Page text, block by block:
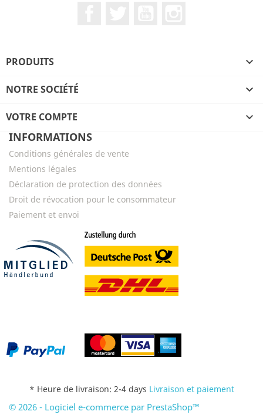
PRODUITS 
NOTRE SOCIÉTÉ 
VOTRE COMPTE

INFORMATIONS
Conditions générales de vente
Mentions légales
Déclaration de protection des données
Droit de révocation pour le consommateur
Paiement et envoi
* Heure de livraison: 2-4 days Livraison et paiement
© 2026 - Logiciel e-commerce par PrestaShop™